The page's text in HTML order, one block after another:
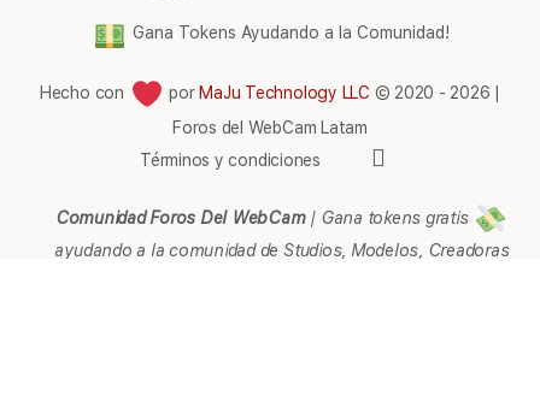
Gana Tokens Ayudando a la Comunidad!
Hecho con porMaJu Technology LLC © 2020 - 2026 |
Foros del WebCam Latam
Términos y condiciones
Comunidad Foros Del WebCam| Gana tokens gratis
ayudando a la comunidad de Studios, Modelos, Creadoras